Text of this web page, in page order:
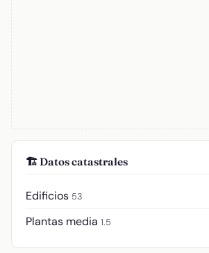
🏗️ Datos catastrales
Edificios 53
Plantas media 1.5